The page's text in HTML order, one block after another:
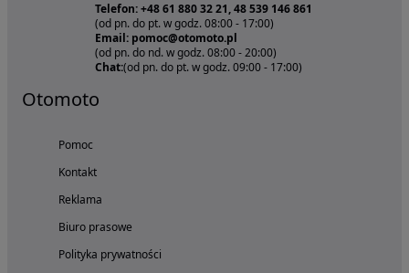
Telefon: +48 61 880 32 21, 48 539 146 861
(od pn. do pt. w godz. 08:00 - 17:00)
Email: pomoc@otomoto.pl
(od pn. do nd. w godz. 08:00 - 20:00)
Chat:(od pn. do pt. w godz. 09:00 - 17:00)
Otomoto
Pomoc
Kontakt
Reklama
Biuro prasowe
Polityka prywatności